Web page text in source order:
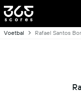
Voetbal Rafael Santos